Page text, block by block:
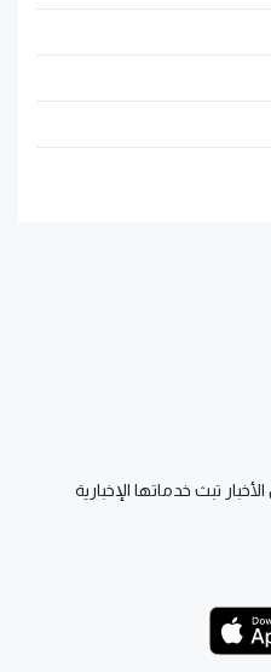
تبث خدماتها الإخبارية